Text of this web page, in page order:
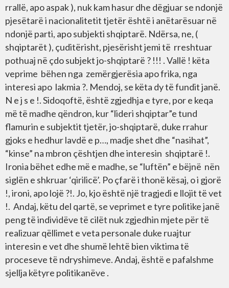
rrallë, apo aspak ), nuk kam hasur dhe dëgjuar se ndonjë
pjesëtarë i nacionalitetit tjetër është i anëtarësuar në
ndonjë parti, apo subjekti shqiptarë. Ndërsa, ne, (
shqiptarët ), çuditërisht, pjesërisht jemi të rreshtuar
pothuaj në çdo subjekt jo-shqiptarë ? !!! . Vallë ! këta
veprime bëhen nga zemërgjerësia apo frika, nga
interesi apo lakmia ?. Mendoj, se këta dy të fundit janë.
N e j s e !. Sidoqoftë, është zgjedhja e tyre, por e keqa
më të madhe qëndron, kur “lideri shqiptar”e tund
flamurin e subjektit tjetër, jo-shqiptarë, duke rrahur
gjoks e hedhur lavdë e p…, madje shet dhe “nasihat”,
“kinse” na mbron çështjen dhe interesin shqiptarë !.
Ironia bëhet edhe më e madhe, se “luftën” e bëjnë nën
siglën e shkruar ‘qirilicë’. Po çfarë i thonë kësaj, o i gjorë
!, ironi, apo lojë ?!. Jo, kjo është një tragjedi e llojit të vet
!. Andaj, këtu del qartë, se veprimet e tyre politike janë
peng të individëve të cilët nuk zgjedhin mjete për të
realizuar qëllimet e veta personale duke ruajtur
interesin e vet dhe shumë lehtë bien viktima të
proceseve të ndryshimeve. Andaj, është e pafalshme
sjellja këtyre politikanëve .